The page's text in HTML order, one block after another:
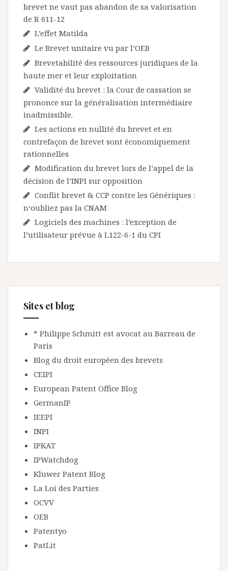
brevet ne vaut pas abandon de sa valorisation
de R 611-12
L’effet Matilda
Le Brevet unitaire vu par l’OEB
Brevetabilité des ressources juridiques de la
haute mer et leur exploitation
Validité du brevet : la Cour de cassation se
prononce sur la généralisation intermédiaire
inadmissible.
Les actions en nullité du brevet et en
contrefaçon de brevet sont économiquement
rationnelles
Modification du brevet lors de l’appel de la
décision de l’INPI sur opposition
Conflit brevet & CCP contre les Génériques :
n‘oubliez pas la CNAM
Logiciels des machines : l’exception de
l’utilisateur prévue à L122-6-1 du CPI
Sites et blog
* Philippe Schmitt est avocat au Barreau de
Paris
Blog du droit européen des brevets
CEIPI
European Patent Office Blog
GermanIP
IEEPI
INPI
IPKAT
IPWatchdog
Kluwer Patent Blog
La Loi des Parties
OCVV
OEB
Patentyo
PatLit